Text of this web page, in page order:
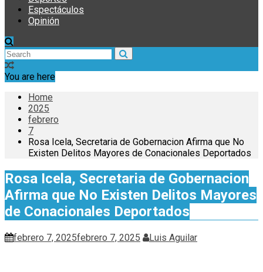
Espectáculos
Opinión
You are here
Home
2025
febrero
7
Rosa Icela, Secretaria de Gobernacion Afirma que No
Existen Delitos Mayores de Conacionales Deportados
Rosa Icela, Secretaria de Gobernacion
Afirma que No Existen Delitos Mayores
de Conacionales Deportados
febrero 7, 2025febrero 7, 2025 Luis Aguilar